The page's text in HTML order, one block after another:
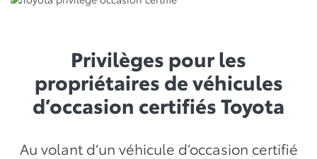
Privilèges pour les
propriétaires de véhicules
d’occasion certifiés Toyota
Au volant d’un véhicule d’occasion certifié